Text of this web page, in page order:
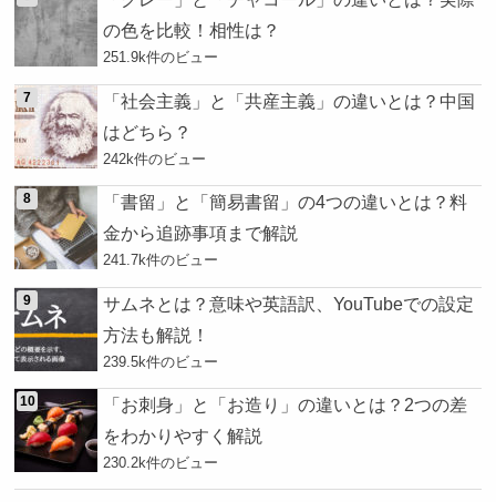
の色を比較！相性は？
251.9k件のビュー
「社会主義」と「共産主義」の違いとは？中国
はどちら？
242k件のビュー
「書留」と「簡易書留」の4つの違いとは？料
金から追跡事項まで解説
241.7k件のビュー
サムネとは？意味や英語訳、YouTubeでの設定
方法も解説！
239.5k件のビュー
「お刺身」と「お造り」の違いとは？2つの差
をわかりやすく解説
230.2k件のビュー